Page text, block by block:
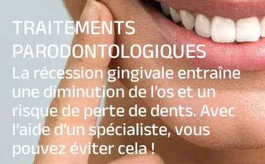
TRAITEMENTS
PARODONTOLOGIQUES
La récession gingivale entraîne
une diminution de l’os et un
risque de perte de dents. Avec
l’aide d’un spécialiste, vous
pouvez éviter cela !